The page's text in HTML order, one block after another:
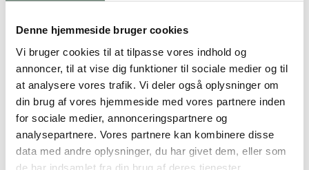
Denne hjemmeside bruger cookies
Vi bruger cookies til at tilpasse vores indhold og
annoncer, til at vise dig funktioner til sociale medier og til
at analysere vores trafik. Vi deler også oplysninger om
din brug af vores hjemmeside med vores partnere inden
for sociale medier, annonceringspartnere og
analysepartnere. Vores partnere kan kombinere disse
data med andre oplysninger, du har givet dem, eller som
de har indsamlet fra din brug af deres tjenester.